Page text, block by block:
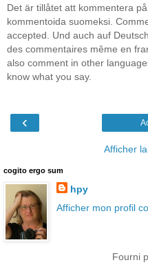
Det är tillåtet att kommentera
kommentoida suomeksi.
accepted. Und auch auf
des commentaires même en
also comment in other
know what you say.
‹
Afficher
cogito ergo sum
hpy
Afficher mon profil
Fourni